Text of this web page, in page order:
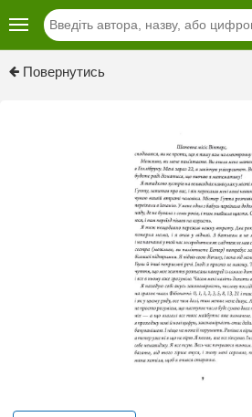
Повернутись